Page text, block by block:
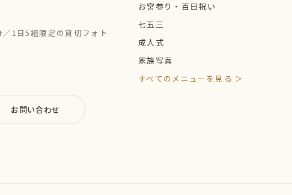
1日5組限定の貸切フォト
お問い合わせ
お宮参り・百日祝い
七五三
成人式
家族写真
すべてのメニューを見る ＞